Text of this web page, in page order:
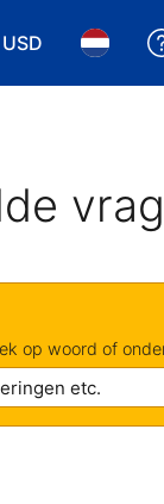
USD
Kies je valuta.
Kies je
op woord of